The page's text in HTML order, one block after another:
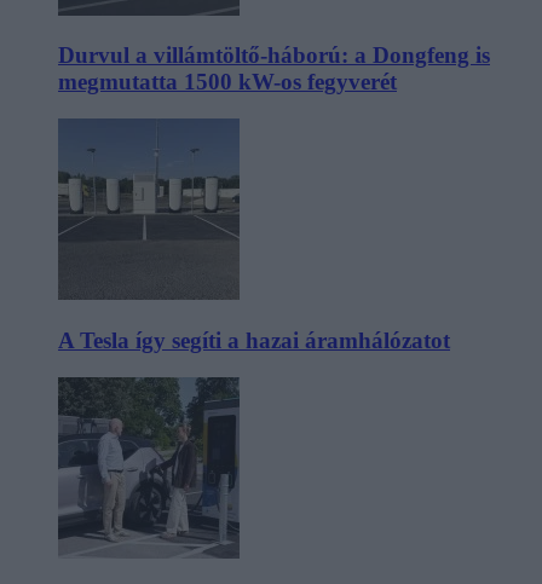
Durvul a villámtöltő-háború: a Dongfeng is
megmutatta 1500 kW-os fegyverét
A Tesla így segíti a hazai áramhálózatot